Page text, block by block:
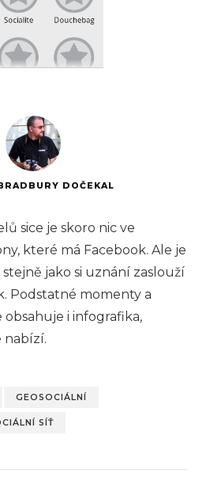
DOČEKAL
sice je skoro nic ve
které má Facebook. Ale je
jako si uznání zaslouží
Podstatné momenty a
i infografika,
nabízí.
GEOSOCIÁLNÍ
SÍŤ